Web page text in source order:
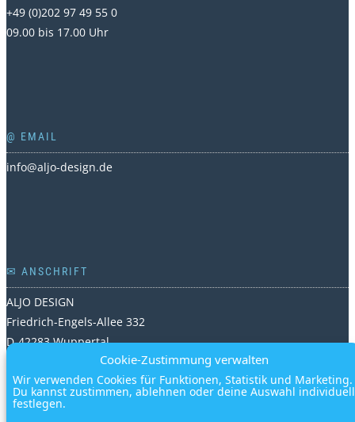
Cookie-Zustimmung verwalten
Wir verwenden Cookies für Funktionen, Statistik und Marketing.
Du kannst zustimmen, ablehnen oder deine Auswahl individuell
festlegen.
+49 (0)202 97 49 55 0
09.00 bis 17.00 Uhr
@ EMAIL
info@aljo-design.de
✉ ANSCHRIFT
ALJO DESIGN
Friedrich-Engels-Allee 332
D-42283 Wuppertal